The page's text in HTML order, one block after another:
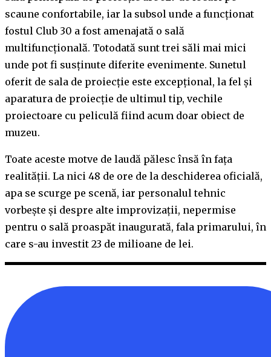
scaune confortabile, iar la subsol unde a funcționat
fostul Club 30 a fost amenajată o sală
multifuncțională. Totodată sunt trei săli mai mici
unde pot fi susținute diferite evenimente. Sunetul
oferit de sala de proiecție este excepțional, la fel și
aparatura de proiecție de ultimul tip, vechile
proiectoare cu peliculă fiind acum doar obiect de
muzeu.
Toate aceste motve de laudă pălesc însă în fața
realității. La nici 48 de ore de la deschiderea oficială,
apa se scurge pe scenă, iar personalul tehnic
vorbește și despre alte improvizații, nepermise
pentru o sală proaspăt inaugurată, fala primarului, în
care s-au investit 23 de milioane de lei.